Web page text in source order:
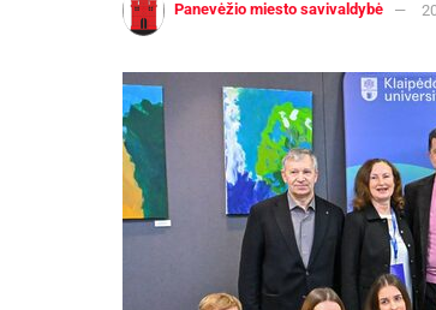
Panevėžio miesto savivaldybė